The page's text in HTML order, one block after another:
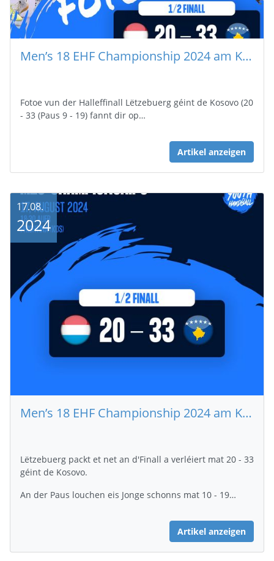
Men’s 18 EHF Championship 2024 am Kosovo (Fotoe Lux – Kos)
Fotoe vun der Halleffinall Lëtzebuerg géint de Kosovo (20
- 33 (Paus 9 - 19) fannt dir op…
Artikel anzeigen
Men’s 18 EHF Championship 2024 am Kosovo (Lux – Kos 20 : 33)
Lëtzebuerg packt et net an d'Finall a verléiert mat 20 - 33
géint de Kosovo.
An der Paus louchen eis Jonge schonns mat 10 - 19…
Artikel anzeigen
17.08.
2024